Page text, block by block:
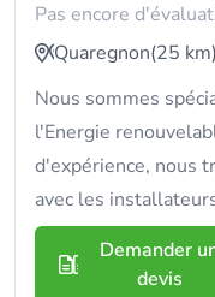
Pas encore
Quaregnon(25 km)
Nous sommes
l'Energie
d'expérience, nous
avec les
Demander
devis